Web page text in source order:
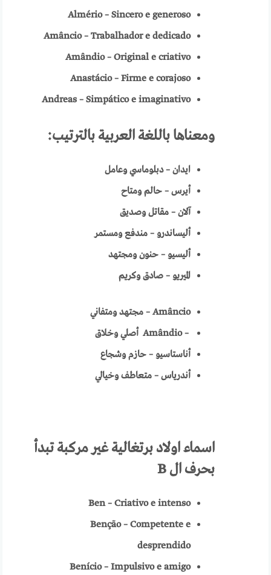
Almério – Sincero e generoso
Amâncio – Trabalhador e dedicado
Amândio – Original e criativo
Anastácio – Firme e corajoso
Andreas – Simpático e imaginativo
ومعناها باللغة العربية بالترتيب:
ايدان – دبلوماسي وعامل
أيرس – حالم ومتاح
آلان – مقاتل وصديق
أليساندرو – مندفع ومستمر
أليسيو – حنون ومجتهد
الميريو – صادق وكريم
Amâncio – مجتهد ومتفاني
– Amândio
أصلي وخلاق
أناستاسيو – حازم وشجاع
أندرياس – متعاطف وخيالي
اسماء اولاد برتغالية غير مركبة تبدأ
بحرف الB
Ben – Criativo e intenso
Benção – Competente e
desprendido
Benício – Impulsivo e amigo